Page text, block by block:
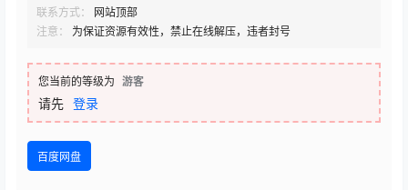
联系方式：
网站顶部
注意：
为保证资源有效性，禁止在线解压，违者封号
您当前的等级为 游客
请先 登录
百度网盘